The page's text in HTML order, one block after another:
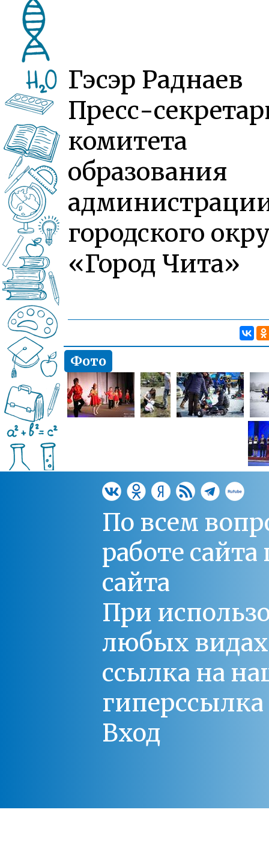
Гэсэр Раднаев
Пресс-
комитета
образования
городского
«Город Чита»
Фото
По всем
работе
сайта
При
любых
ссылка на
Вход